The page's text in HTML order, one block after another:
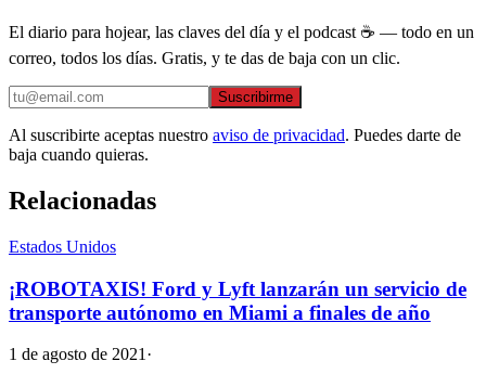
El diario para hojear, las claves del día y el podcast ☕ — todo en un
correo, todos los días. Gratis, y te das de baja con un clic.
Suscribirme
Al suscribirte aceptas nuestro aviso de privacidad. Puedes darte de
baja cuando quieras.
Relacionadas
Estados Unidos
¡ROBOTAXIS! Ford y Lyft lanzarán un servicio de
transporte autónomo en Miami a finales de año
1 de agosto de 2021 ·